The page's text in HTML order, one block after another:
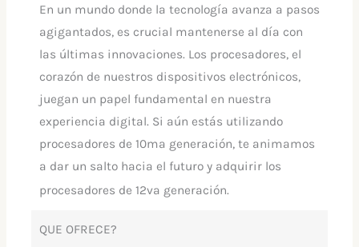
En un mundo donde la tecnología avanza a pasos
agigantados, es crucial mantenerse al día con
las últimas innovaciones. Los procesadores, el
corazón de nuestros dispositivos electrónicos,
juegan un papel fundamental en nuestra
experiencia digital. Si aún estás utilizando
procesadores de 10ma generación, te animamos
a dar un salto hacia el futuro y adquirir los
procesadores de 12va generación.
QUE OFRECE?